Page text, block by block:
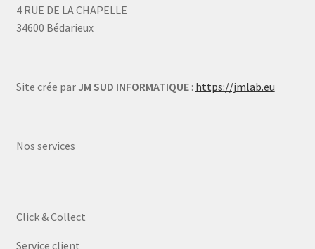
4 RUE DE LA CHAPELLE
34600 Bédarieux
Site crée par JM SUD INFORMATIQUE: https://jmlab.eu
Nos services
Click & Collect
Service client